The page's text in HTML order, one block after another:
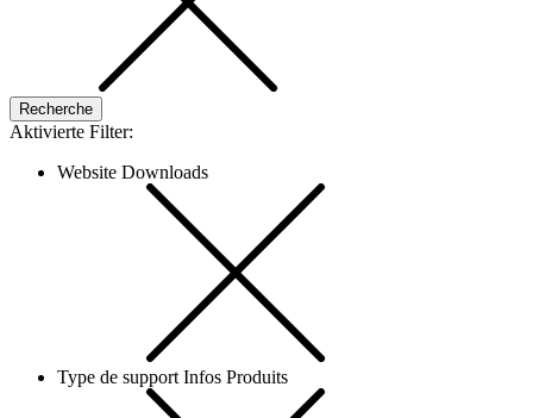
Aktivierte Filter:
Website Downloads
Type de support Infos Produits